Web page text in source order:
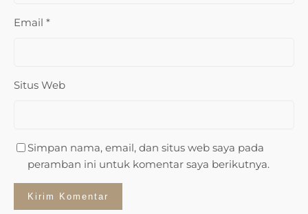
Email *
Situs Web
Simpan nama, email, dan situs web saya pada
peramban ini untuk komentar saya berikutnya.